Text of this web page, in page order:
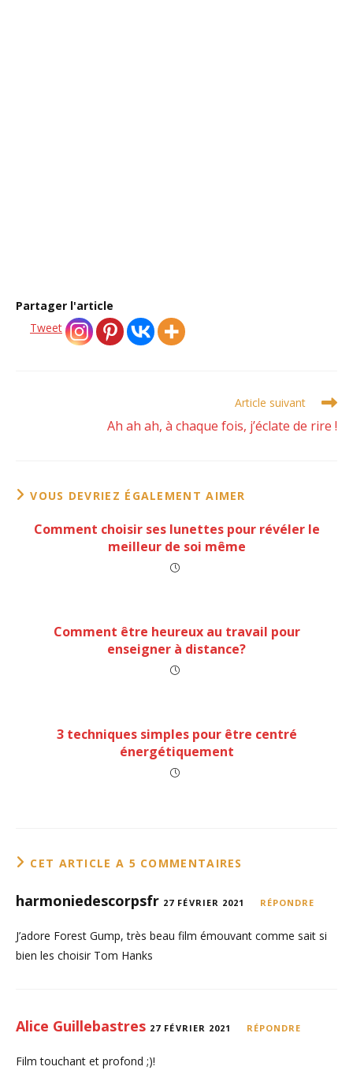
Partager l'article
Tweet
Article suivant
Ah ah ah, à chaque fois, j’éclate de rire !
VOUS DEVRIEZ ÉGALEMENT AIMER
Comment choisir ses lunettes pour révéler le
meilleur de soi même
Comment être heureux au travail pour
enseigner à distance?
3 techniques simples pour être centré
énergétiquement
CET ARTICLE A 5 COMMENTAIRES
harmoniedescorpsfr 27 FÉVRIER 2021 RÉPONDRE
J’adore Forest Gump, très beau film émouvant comme sait si
bien les choisir Tom Hanks
Alice Guillebastres 27 FÉVRIER 2021 RÉPONDRE
Film touchant et profond ;)!